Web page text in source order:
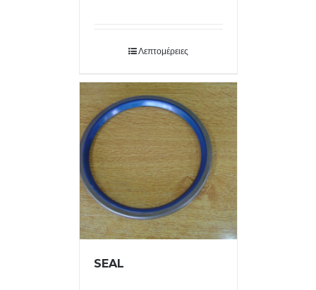
Λεπτομέρειες
SEAL